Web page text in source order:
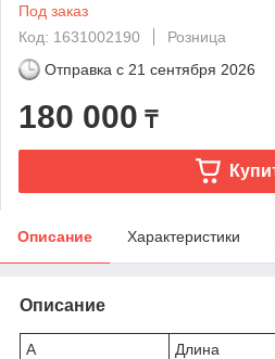
Под заказ
Код: 1631002190
Розница
Отправка с 21 сентября 2026
180 000 ₸
Описание Характеристики
Описание
A Длина